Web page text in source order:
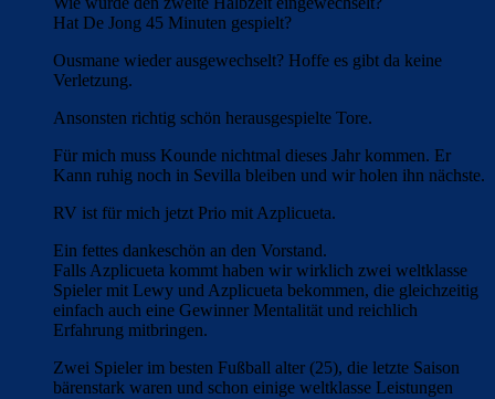
Hat De Jong 45 Minuten gespielt?
Ousmane wieder ausgewechselt? Hoffe es gibt da keine
Verletzung.
Ansonsten richtig schön herausgespielte Tore.
Für mich muss Kounde nichtmal dieses Jahr kommen. Er
Kann ruhig noch in Sevilla bleiben und wir holen ihn nächste.
RV ist für mich jetzt Prio mit Azplicueta.
Ein fettes dankeschön an den Vorstand.
Falls Azplicueta kommt haben wir wirklich zwei weltklasse
Spieler mit Lewy und Azplicueta bekommen, die gleichzeitig
einfach auch eine Gewinner Mentalität und reichlich
Erfahrung mitbringen.
Zwei Spieler im besten Fußball alter (25), die letzte Saison
bärenstark waren und schon einige weltklasse Leistungen